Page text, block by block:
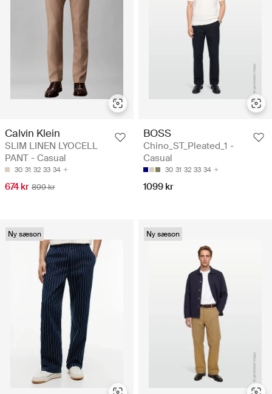
Calvin Klein
SLIM LINEN LYOCELL
PANT - Casual
30 31 32 33 34
674 kr 899 kr
BOSS
Chino_ST_Pleated_1 -
Casual
30 31 32 33 34
1099 kr
Ny sæson Ny sæson